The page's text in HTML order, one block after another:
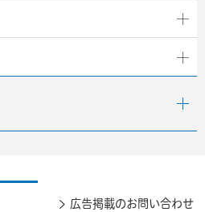
広告掲載のお問い合わせ